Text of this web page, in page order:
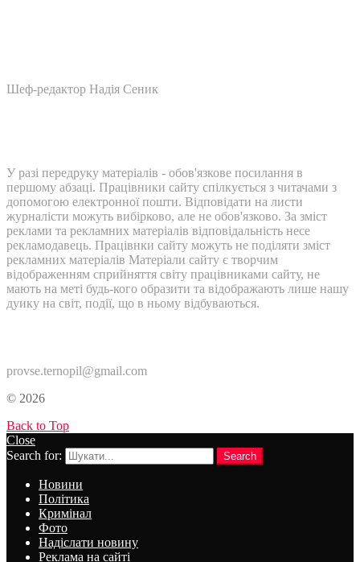
Шеф-редактор Надія Сеник
У разі передруку матеріалів - обов'язкове посилання в
першому абзаці. Працівники сайту спілкується з читачами з
допомогою електронної пошти. Відповідати на листи
журналісти можуть вибірково, але не обов'язково. За зміст
реклами та рекламних матеріалів відповідальність несе
рекламодавець. Працівнки сайту можуть не поділяти зміст
рекламних матеріалів Матеріали сайту є творчим
відображенням сприйняття світу працівниками сайту, не
мають на меті будь-кого образити та відображають лише нашу
дуику на світ, події, що в ньому відбуваються.
provse.ternopil@gmail.com
© 2026
Back to Top
Close
Search for:
Search
Новини
Політика
Кримінал
Фото
Надіслати новину
Реклама на сайті